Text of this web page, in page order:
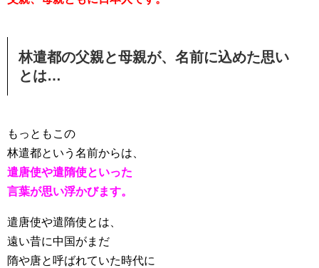
林遣都の父親と母親が、名前に込めた思い
とは…
もっともこの
林遣都という名前からは、
遣唐使や遣隋使といった
言葉が思い浮かびます。
遣唐使や遣隋使とは、
遠い昔に中国がまだ
隋や唐と呼ばれていた時代に